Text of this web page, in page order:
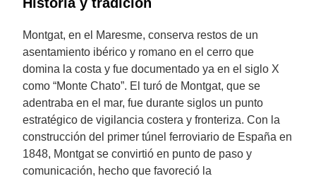
Montgat, en el Maresme, conserva restos de un
asentamiento ibérico y romano en el cerro que
domina la costa y fue documentado ya en el siglo X
como “Monte Chato”. El turó de Montgat, que se
adentraba en el mar, fue durante siglos un punto
estratégico de vigilancia costera y fronteriza. Con la
construcción del primer túnel ferroviario de España en
1848, Montgat se convirtió en punto de paso y
comunicación, hecho que favoreció la